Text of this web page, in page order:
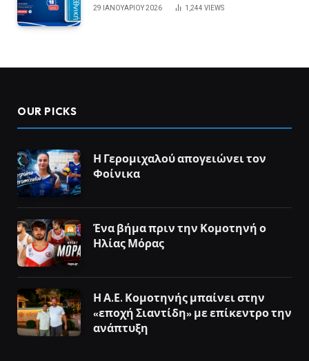
29 ΙΑΝΟΥΑΡΊΟΥ 2026 1,244 VIEWS
OUR PICKS
Η Γερομιχαλού απογειώνει τον
Φοίνικα
Ένα βήμα πριν την Κομοτηνή ο
Ηλίας Μόρας
Η Α.Ε. Κομοτηνής μπαίνει στην
«εποχή Σιαντίδη» με επίκεντρο την
ανάπτυξη